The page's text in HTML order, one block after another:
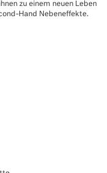
zu einem neuen Leben
Hand Nebeneffekte.